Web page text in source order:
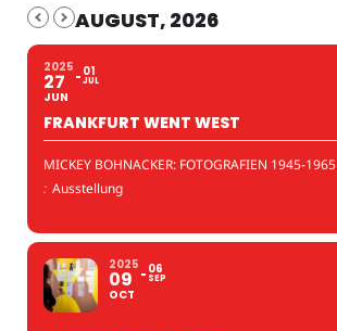
AUGUST, 2026
2025
27
JUN
01
JUL
FRANKFURT WENT WEST
MICKEY BOHNACKER: FOTOGRAFIEN 1945-1965
: Ausstellung
2025
09
OCT
06
SEP